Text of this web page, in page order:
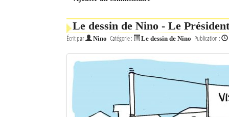
Le dessin de Nino - Le
Écrit par Nino Catégorie : Le dessin de Nino Publication :